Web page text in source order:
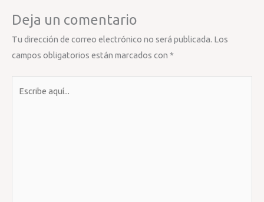
Deja un comentario
Tu dirección de correo electrónico no será publicada. Los
campos obligatorios están marcados con *